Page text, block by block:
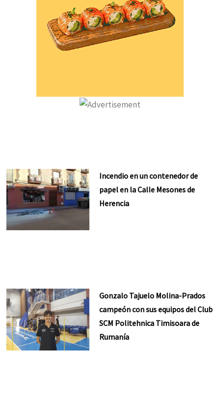
Incendio en un contenedor de
papel en la Calle Mesones de
Herencia
Gonzalo Tajuelo Molina-Prados
campeón con sus equipos del Club
SCM Politehnica Timisoara de
Rumanía